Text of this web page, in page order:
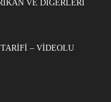
VE DIĞERLERI
– VIDEOLU